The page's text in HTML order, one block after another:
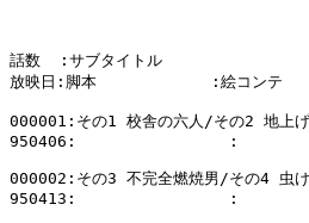
話数  :サブタイトル
放映日:脚本            :絵コン
000001:その1 校舎の六人/その2 地上げ
950406:                :
000002:その3 不完全燃焼男/その4 虫
950413:                :